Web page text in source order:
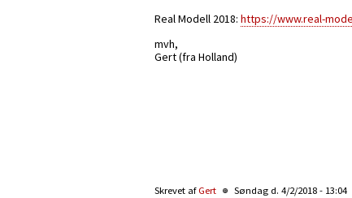
Real Modell 2018: https://www.real-
mvh,
Gert (fra Holland)
Skrevet af Gert Søndag d. 4/2/2018 - 13:04